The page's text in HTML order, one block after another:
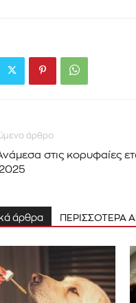
άρθρο
στις κορυφαίες
άρθρα ΠΕΡΙΣΣΟΤΕΡΑ